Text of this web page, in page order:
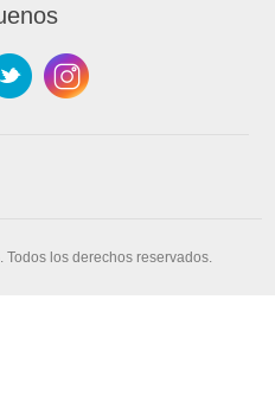
los derechos reservados.